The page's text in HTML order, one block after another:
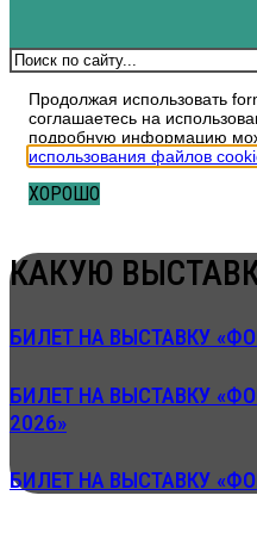
Поиск
Продолжая использовать
соглашаетесь на
подробную информацию
использования файлов
ХОРОШО
КАКУЮ
БИЛЕТ НА ВЫСТАВКУ
БИЛЕТ НА ВЫСТАВКУ
2026»
БИЛЕТ НА ВЫСТАВКУ